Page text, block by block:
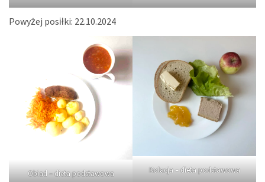
Powyżej posiłki: 22.10.2024
Obiad – dieta podstawowa Kolacja – dieta podstawowa